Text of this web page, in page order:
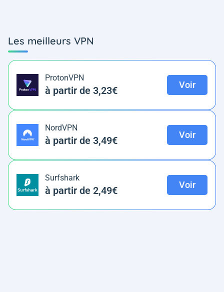
Les meilleurs VPN
ProtonVPN
à partir de 3,23€ Voir
NordVPN
à partir de 3,49€ Voir
Surfshark
à partir de 2,49€ Voir